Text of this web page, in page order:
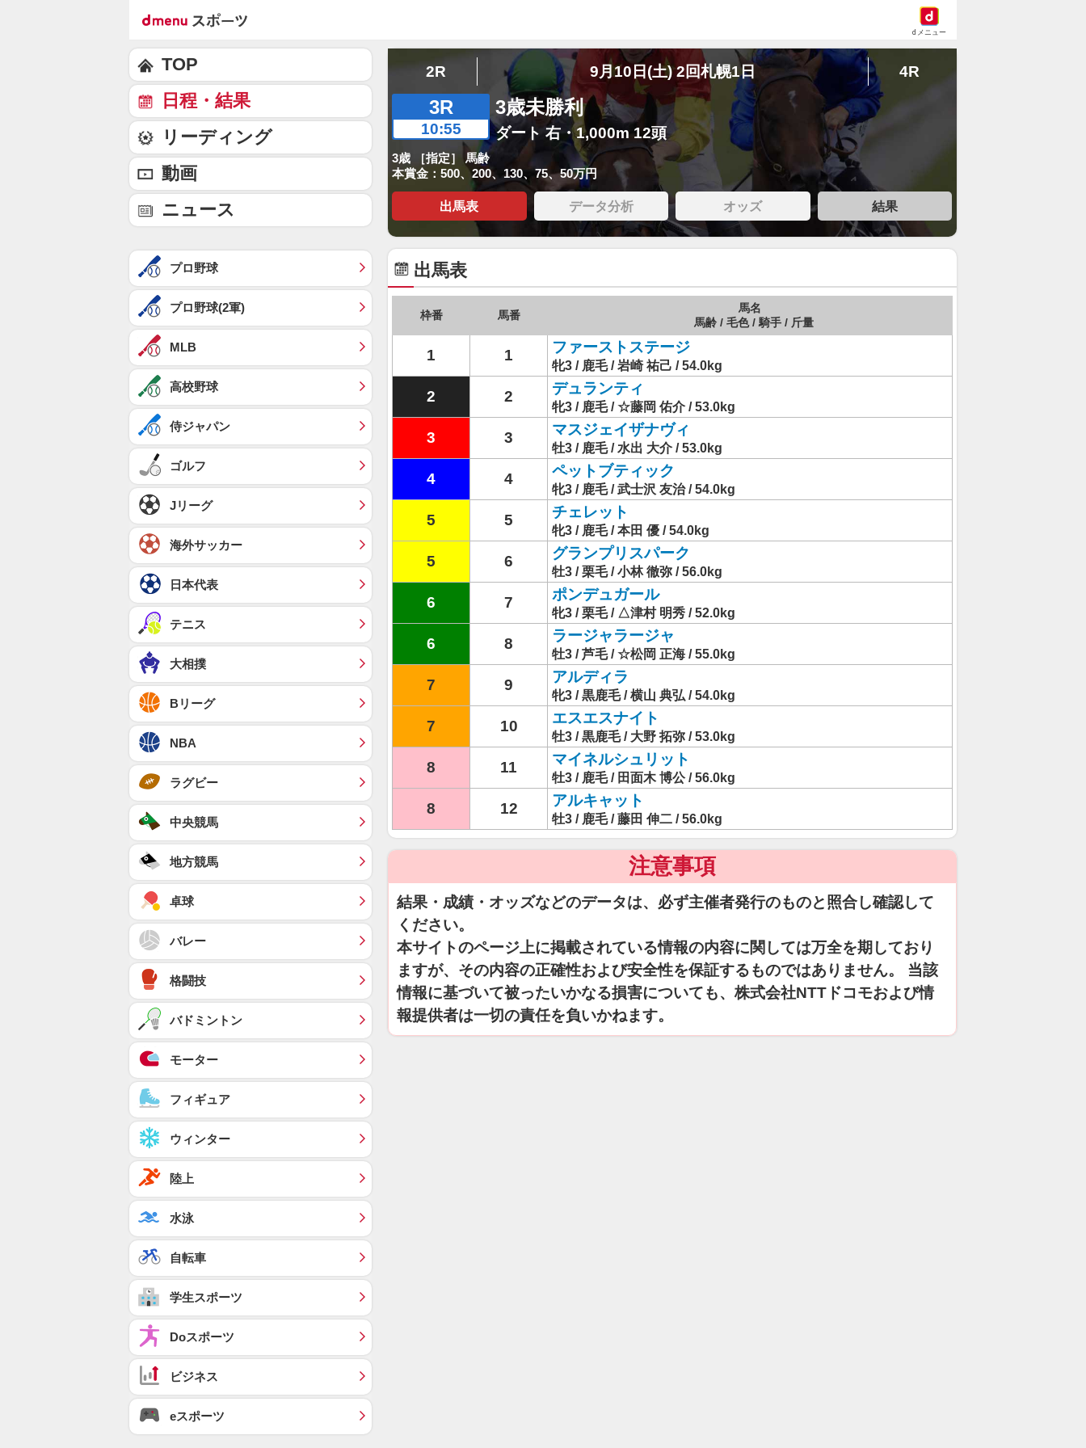
dメニュー
2R 9月10日(土) 2回札幌1日 4R
3R
10:55
3歳未勝利
ダート 右・1,000m 12頭
3歳 ［指定］ 馬齢
本賞金：500、200、130、75、50万円
出馬表 データ分析 オッズ 結果
出馬表
枠番 馬番
馬名
馬齢 / 毛色 / 騎手 / 斤量
1 1 ファーストステージ
牝3 / 鹿毛 / 岩崎 祐己 / 54.0kg
2 2 デュランティ
牝3 / 鹿毛 / ☆藤岡 佑介 / 53.0kg
3 3 マスジェイザナヴィ
牡3 / 鹿毛 / 水出 大介 / 53.0kg
4 4 ペットブティック
牝3 / 鹿毛 / 武士沢 友治 / 54.0kg
5 5 チェレット
牝3 / 鹿毛 / 本田 優 / 54.0kg
5 6 グランプリスパーク
牡3 / 栗毛 / 小林 徹弥 / 56.0kg
6 7 ポンデュガール
牝3 / 栗毛 / △津村 明秀 / 52.0kg
6 8 ラージャラージャ
牡3 / 芦毛 / ☆松岡 正海 / 55.0kg
7 9 アルディラ
牝3 / 黒鹿毛 / 横山 典弘 / 54.0kg
7 10 エスエスナイト
牡3 / 黒鹿毛 / 大野 拓弥 / 53.0kg
8 11 マイネルシュリット
牡3 / 鹿毛 / 田面木 博公 / 56.0kg
8 12 アルキャット
牡3 / 鹿毛 / 藤田 伸二 / 56.0kg
注意事項
結果・成績・オッズなどのデータは、必ず主催者発行のものと照合し確認して
ください。
本サイトのページ上に掲載されている情報の内容に関しては万全を期しており
ますが、その内容の正確性および安全性を保証するものではありません。 当該
情報に基づいて被ったいかなる損害についても、株式会社NTTドコモおよび情
報提供者は一切の責任を負いかねます。
TOP
日程・結果
リーディング
動画
ニュース
プロ野球
プロ野球(2軍)
MLB
高校野球
侍ジャパン
ゴルフ
Jリーグ
海外サッカー
日本代表
テニス
大相撲
Bリーグ
NBA
ラグビー
中央競馬
地方競馬
卓球
バレー
格闘技
バドミントン
モーター
フィギュア
ウィンター
陸上
水泳
自転車
学生スポーツ
Doスポーツ
ビジネス
eスポーツ